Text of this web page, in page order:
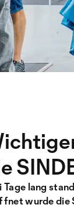
Tage lang
wurde die